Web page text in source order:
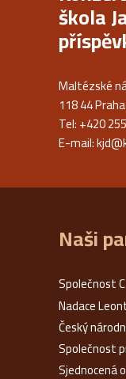
škola
Maltézské
118 44
Tel: +420
E-mail:
Naši
Společnost
Nadace
Český
Společnost
Sjednocená